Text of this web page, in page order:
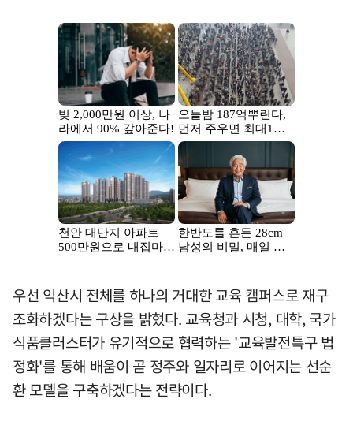
우선 익산시 전체를 하나의 거대한 교육 캠퍼스로 재구
조화하겠다는 구상을 밝혔다. 교육청과 시청, 대학, 국가
식품클러스터가 유기적으로 협력하는 '교육발전특구 법
정화'를 통해 배움이 곧 정주와 일자리로 이어지는 선순
환 모델을 구축하겠다는 전략이다.